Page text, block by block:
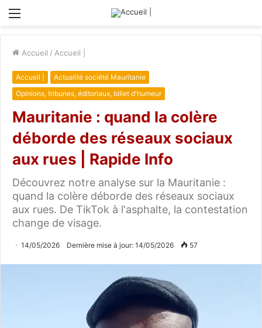
Menu
Accueil / Accueil |
Accueil |
Actualité société Mauritanie
Opinions, tribunes, éditoriaux, billet d'humeur
Mauritanie : quand la colère
déborde des réseaux sociaux
aux rues | Rapide Info
Découvrez notre analyse sur la Mauritanie :
quand la colère déborde des réseaux sociaux
aux rues. De TikTok à l'asphalte, la contestation
change de visage.
14/05/2026 Dernière mise à jour: 14/05/2026 57